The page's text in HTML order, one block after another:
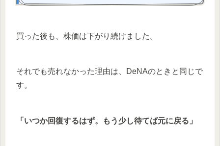
買った後も、株価は下がり続けました。
それでも売れなかった理由は、DeNAのときと同じで
す。
「いつか回復するはず。もう少し待てば元に戻る」